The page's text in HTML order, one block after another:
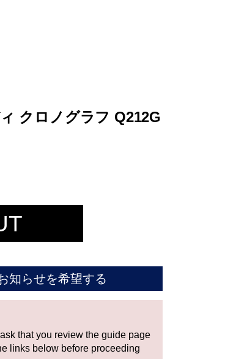
クロノグラフ Q212G
知らせを希望する
that you review the guide page
links below before proceeding